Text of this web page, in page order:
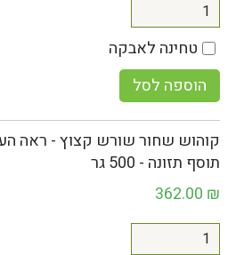
טחינה לאבקה
הוספה לסל
קוהוש שחור שורש קצוץ - ראה
תוסף תזונה - 500 גר
362.00 ₪